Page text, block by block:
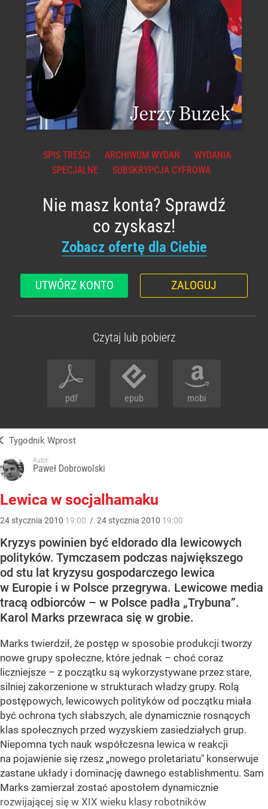
SPIS TREŚCI ARCHIWUM WYDAŃ
WYDANIA
SPECJALNE
SUBSKRYPCJA CYFROWA
Nie masz konta? Sprawdź
co zyskasz!
Zobacz ofertę dla Ciebie
UTWÓRZ KONTO ZALOGUJ
Czytaj lub pobierz
pdf epub mobi
Tygodnik Wprost
Autor:
Paweł Dobrowolski
Lewica w socjalhamaku
24 stycznia 2010 19:00 / 24 stycznia 2010 19:00
Kryzys powinien być eldorado dla lewicowych
polityków. Tymczasem podczas największego
od stu lat kryzysu gospodarczego lewica
w Europie i w Polsce przegrywa. Lewicowe media
tracą odbiorców – w Polsce padła „Trybuna”.
Karol Marks przewraca się w grobie.
Marks twierdził, że postęp w sposobie produkcji tworzy
nowe grupy społeczne, które jednak – choć coraz
liczniejsze – z początku są wykorzystywane przez stare,
silniej zakorzenione w strukturach władzy grupy. Rolą
postępowych, lewicowych polityków od początku miała
być ochrona tych słabszych, ale dynamicznie rosnących
klas społecznych przed wyzyskiem zasiedziałych grup.
Niepomna tych nauk współczesna lewica w reakcji
na pojawienie się rzesz „nowego proletariatu" konserwuje
zastane układy i dominację dawnego establishmentu. Sam
Marks zamierzał zostać apostołem dynamicznie
rozwijającej się w XIX wieku klasy robotników